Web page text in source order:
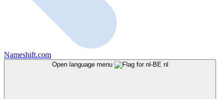
Nameshift.com
Open language menu nl